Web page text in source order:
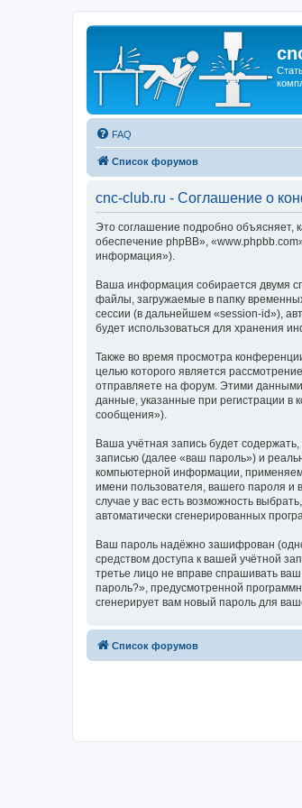
FAQ
Список форумов
cnc-club.ru - Соглашение о
Это соглашение подробно объясняет,
обеспечение phpBB»,
информация»).
Ваша информация собирается двумя
файлы, загружаемые в папку
сессии (в дальнейшем «session-id»),
будет использоваться для хранения
Также во время просмотра
целью которого является
отправляете на форум. Этими
данные, указанные при регистрации
сообщения»).
Ваша учётная запись будет
записью (далее «ваш пароль») и
компьютерной информации,
имени пользователя, вашего пароля и
случае у вас есть возможность
автоматически сгенерированных
Ваш пароль надёжно зашифрован
средством доступа к вашей учётной
третье лицо не вправе спрашивать
пароль?», предусмотренной
сгенерирует вам новый пароль для
Список форумов